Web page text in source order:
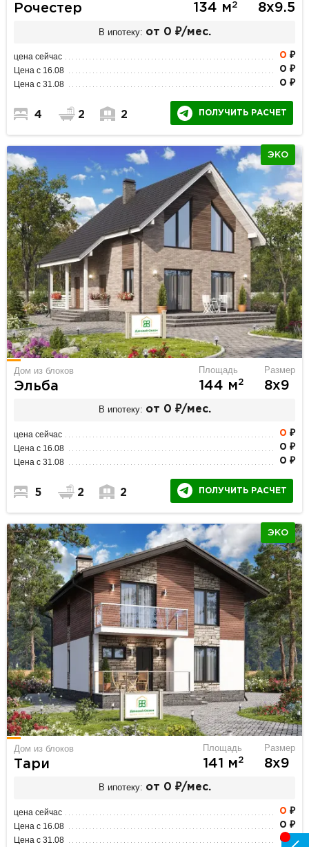
Рочестер 134 м2 8х9.5
В ипотеку: от 0 ₽/мес.
цена сейчас 0 ₽
Цена с 16.08 0 ₽
Цена с 31.08 0 ₽
4 2 2 ПОЛУЧИТЬ РАСЧЕТ
ЭКО
Дом из блоков
Эльба
Площадь
144 м2
Размер
8х9
В ипотеку: от 0 ₽/мес.
цена сейчас 0 ₽
Цена с 16.08 0 ₽
Цена с 31.08 0 ₽
5 2 2 ПОЛУЧИТЬ РАСЧЕТ
ЭКО
Дом из блоков
Тари
Площадь
141 м2
Размер
8х9
В ипотеку: от 0 ₽/мес.
цена сейчас 0 ₽
Цена с 16.08 0 ₽
Цена с 31.08 0 ₽